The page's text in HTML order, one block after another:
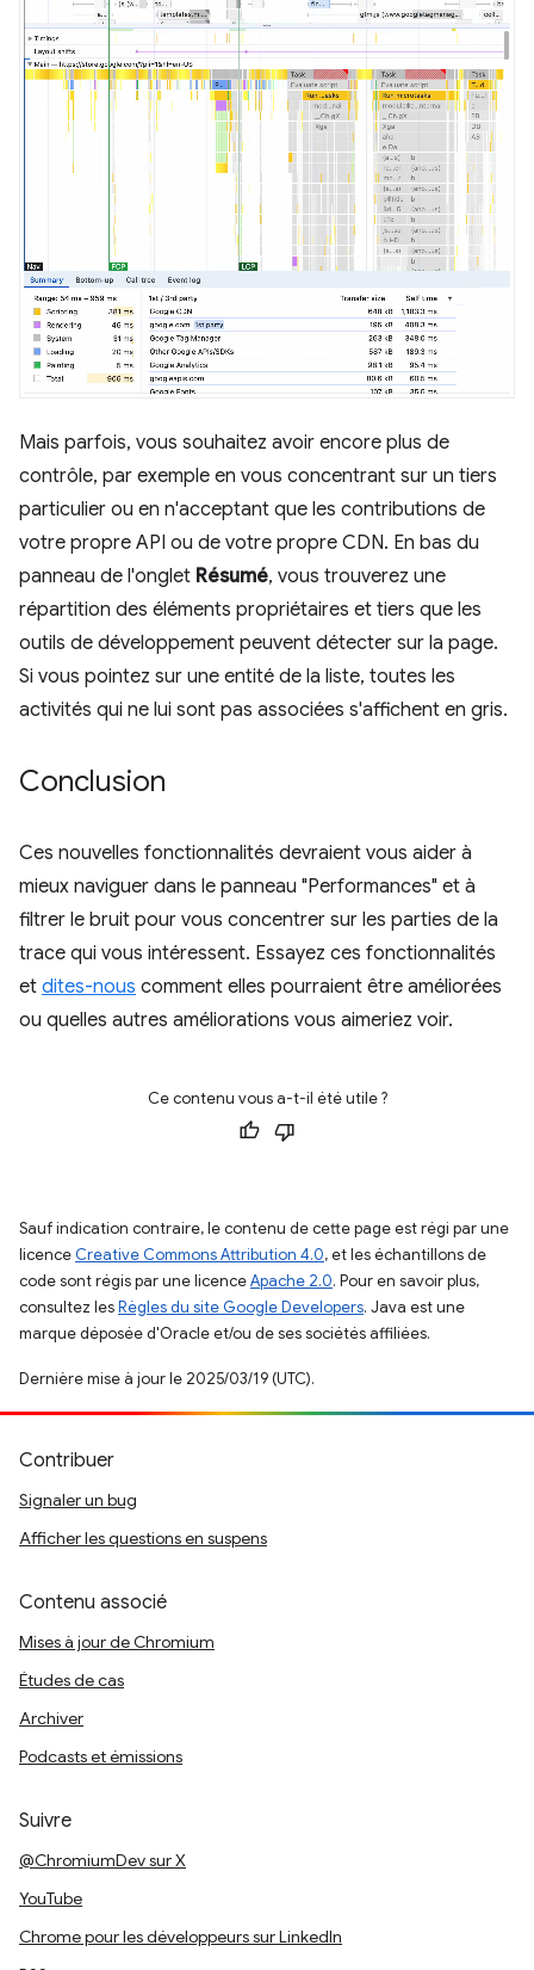
Mais parfois, vous souhaitez avoir encore plus de
contrôle, par exemple en vous concentrant sur un tiers
particulier ou en n'acceptant que les contributions de
votre propre API ou de votre propre CDN. En bas du
panneau de l'onglet Résumé, vous trouverez une
répartition des éléments propriétaires et tiers que les
outils de développement peuvent détecter sur la page.
Si vous pointez sur une entité de la liste, toutes les
activités qui ne lui sont pas associées s'affichent en gris.
Conclusion
Ces nouvelles fonctionnalités devraient vous aider à
mieux naviguer dans le panneau "Performances" et à
filtrer le bruit pour vous concentrer sur les parties de la
trace qui vous intéressent. Essayez ces fonctionnalités
et dites-nous comment elles pourraient être améliorées
ou quelles autres améliorations vous aimeriez voir.
Ce contenu vous a-t-il été utile ?
Sauf indication contraire, le contenu de cette page est régi par une
licence Creative Commons Attribution 4.0, et les échantillons de
code sont régis par une licenceApache 2.0. Pour en savoir plus,
consultez lesRègles du site Google Developers. Java est une
marque déposée d'Oracle et/ou de ses sociétés affiliées.
Dernière mise à jour le 2025/03/19 (UTC).
Contribuer
Signaler un bug
Afficher les questions en suspens
Contenu associé
Mises à jour de Chromium
Études de cas
Archiver
Podcasts et émissions
Suivre
@ChromiumDev sur X
YouTube
Chrome pour les développeurs sur LinkedIn